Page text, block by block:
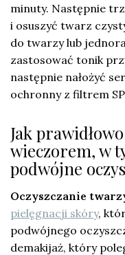
minuty. Następnie
i osuszyć twarz
do twarzy lub
zastosować tonik
następnie nałożyć
ochronny z filtrem
Jak
wieczorem, w
podwójne
Oczyszczanie
pielęgnacji skóry,
podwójnego
demakijaż, który